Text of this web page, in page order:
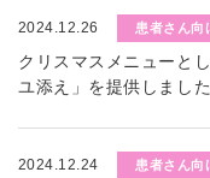
2024.12.26 患者さん向
クリスマスメニューと
ユ添え」を提供しました
2024.12.24 患者さん向